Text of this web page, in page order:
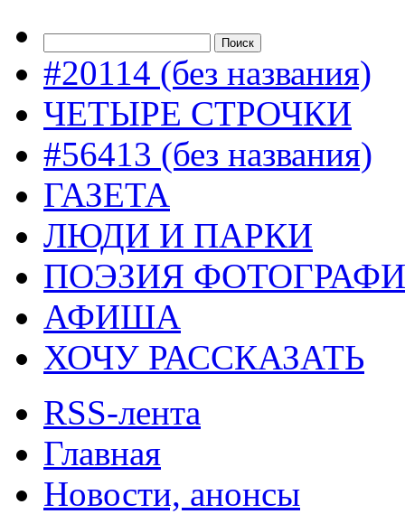
#20114 (без названия)
ЧЕТЫРЕ СТРОЧКИ
#56413 (без названия)
ГАЗЕТА
ЛЮДИ И ПАРКИ
ПОЭЗИЯ
АФИША
ХОЧУ РАССКАЗАТЬ
RSS-лента
Главная
Новости, анонсы